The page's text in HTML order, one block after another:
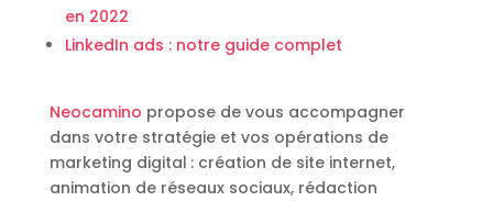
en 2022
LinkedIn ads : notre guide complet
Neocamino propose de vous accompagner
dans votre stratégie et vos opérations de
marketing digital : création de site internet,
animation de réseaux sociaux, rédaction